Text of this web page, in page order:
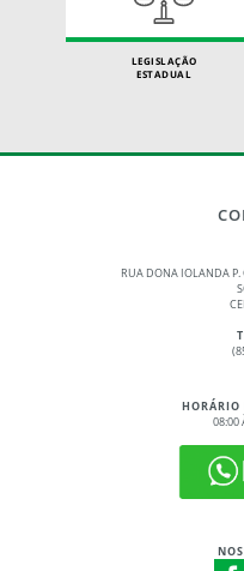
LEGISLAÇÃO
ESTADUAL
RUA DONA IOLANDA P.
HORÁRIO
08:00